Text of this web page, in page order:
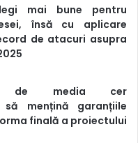
mai bune pentru
însă cu aplicare
de atacuri asupra
de media cer
să mențină garanțiile
finală a proiectului